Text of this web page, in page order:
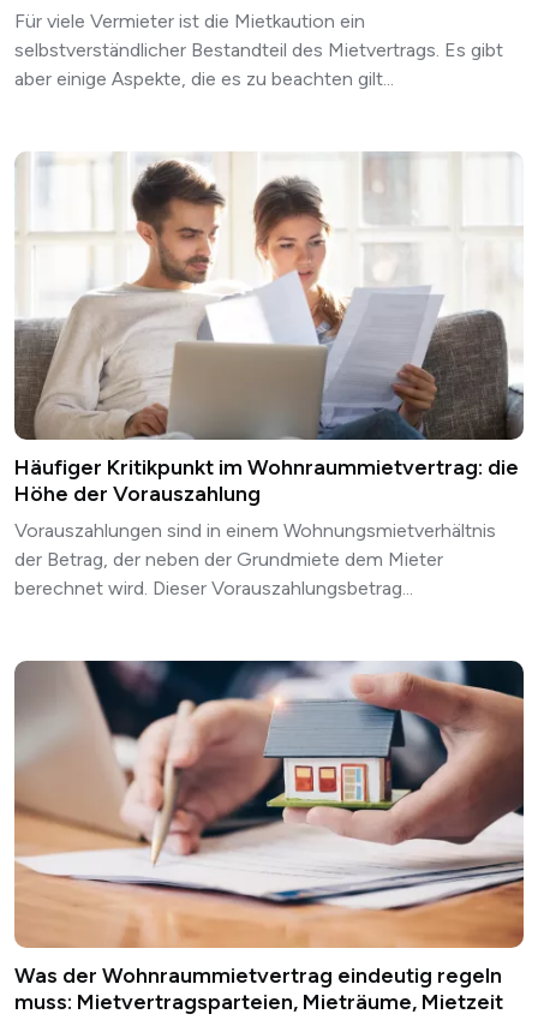
Für viele Vermieter ist die Mietkaution ein
selbstverständlicher Bestandteil des Mietvertrags. Es gibt
aber einige Aspekte, die es zu beachten gilt...
Häufiger Kritikpunkt im Wohnraummietvertrag: die
Höhe der Vorauszahlung
Vorauszahlungen sind in einem Wohnungsmietverhältnis
der Betrag, der neben der Grundmiete dem Mieter
berechnet wird. Dieser Vorauszahlungsbetrag...
Was der Wohnraummietvertrag eindeutig regeln
muss: Mietvertragsparteien, Mieträume, Mietzeit